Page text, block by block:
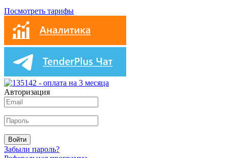
Посмотреть тарифы
Авторизация
Войти
Забыли пароль?